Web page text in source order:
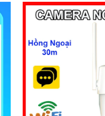
thẻ nhớ 512GB...